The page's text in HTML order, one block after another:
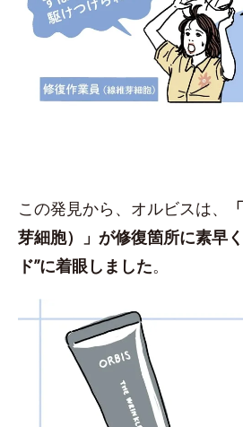
この発見から、オルビスは、
芽細胞）」が修復箇所に素早
ド”に着眼しました。